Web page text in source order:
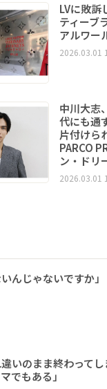
LVに敗
ティー
アルワー
2026.03.01
中川大志
代にも通
片付けら
PARCO
ン・ドリ
2026.03.01
んじゃないですか
いのまま終わって
でもある」